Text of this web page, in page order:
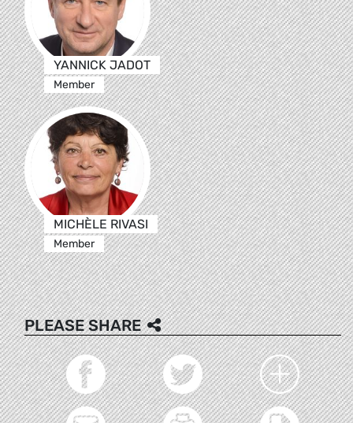
YANNICK JADOT
Member
MICHÈLE RIVASI
Member
PLEASE SHARE